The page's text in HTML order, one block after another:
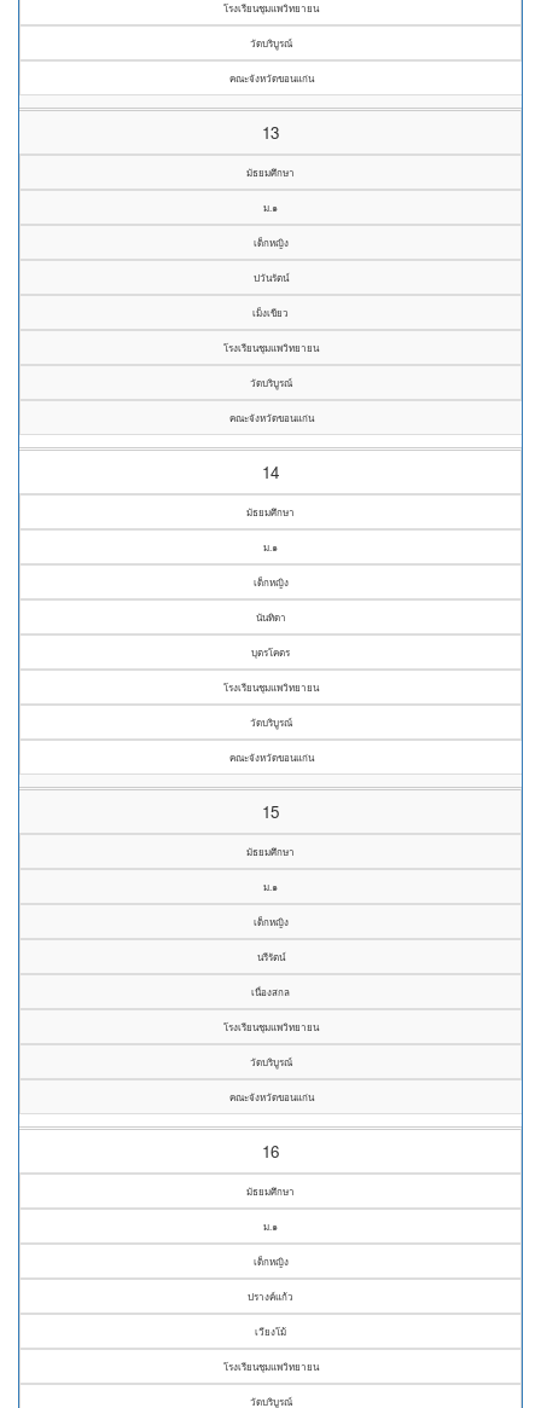
โรงเรียนชุมแพวิทยายน
วัดบริบูรณ์
คณะจังหวัดขอนแก่น
13
มัธยมศึกษา
ม.๑
เด็กหญิง
ปวันรัตน์
เม็งเขียว
โรงเรียนชุมแพวิทยายน
วัดบริบูรณ์
คณะจังหวัดขอนแก่น
14
มัธยมศึกษา
ม.๑
เด็กหญิง
นันทิดา
บุตรโคตร
โรงเรียนชุมแพวิทยายน
วัดบริบูรณ์
คณะจังหวัดขอนแก่น
15
มัธยมศึกษา
ม.๑
เด็กหญิง
นรีรัตน์
เนื่องสกล
โรงเรียนชุมแพวิทยายน
วัดบริบูรณ์
คณะจังหวัดขอนแก่น
16
มัธยมศึกษา
ม.๑
เด็กหญิง
ปรางค์แก้ว
เวียงโม้
โรงเรียนชุมแพวิทยายน
วัดบริบูรณ์